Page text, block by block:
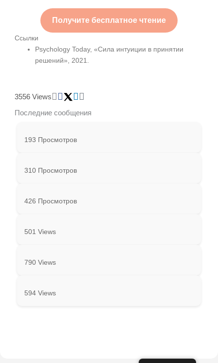
Получите бесплатное чтение
Ссылки
Psychology Today, «Сила интуиции в принятии
решений», 2021.
3556 Views
Последние сообщения
193 Просмотров
310 Просмотров
426 Просмотров
501 Views
790 Views
594 Views